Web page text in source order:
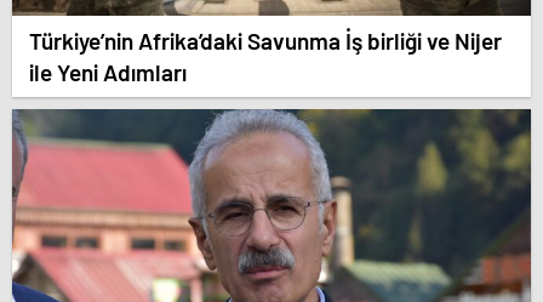
Türkiye’nin Afrika’daki Savunma İş birliği ve Nijer
ile Yeni Adımları